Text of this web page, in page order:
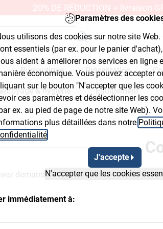
Paramètres des
utilisons des cookies sur notre site Web.
essentiels (par ex. pour le panier
aident à améliorer nos services en ligne
économique. Vous pouvez accepter
sur le bouton "N'accepter que les
ces paramètres et désélectionner les
ex. au pied de page de notre site Web).
plus détaillées dans notre
J'accepte
N'accepter que les cookies
20% DE RÉDUCTION + livraison
Bureautique Présentation
& hygiène Équipement
demandée ne sera à votre disposition
immédiatement à: